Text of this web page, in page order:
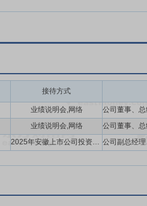
接待方式
业绩说明会,网络
业绩说明会,网络
2025年安徽上市公司投资者网上集体接待日,网络